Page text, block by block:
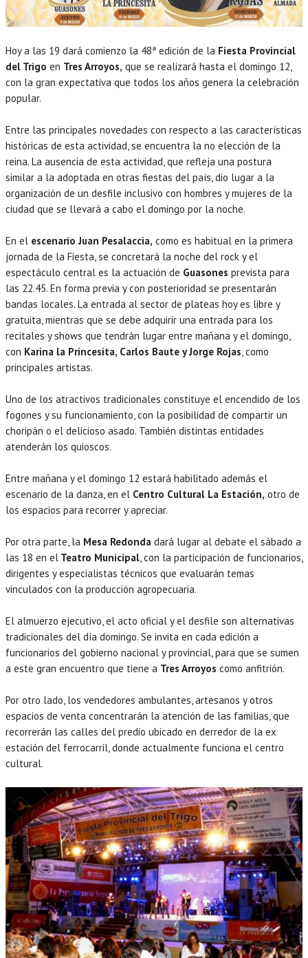
Hoy a las 19 dará comienzo la 48ª edición de la Fiesta Provincial
del Trigo en Tres Arroyos, que se realizará hasta el domingo 12,
con la gran expectativa que todos los años genera la celebración
popular.
Entre las principales novedades con respecto a las características
históricas de esta actividad, se encuentra la no elección de la
reina. La ausencia de esta actividad, que refleja una postura
similar a la adoptada en otras fiestas del país, dio lugar a la
organización de un desfile inclusivo con hombres y mujeres de la
ciudad que se llevará a cabo el domingo por la noche.
En el escenario Juan Pesalaccia, como es habitual en la primera
jornada de la Fiesta, se concretará la noche del rock y el
espectáculo central es la actuación de Guasones prevista para
las 22.45. En forma previa y con posterioridad se presentarán
bandas locales. La entrada al sector de plateas hoy es libre y
gratuita, mientras que se debe adquirir una entrada para los
recitales y shows que tendrán lugar entre mañana y el domingo,
con Karina la Princesita, Carlos Baute y Jorge Rojas, como
principales artistas.
Uno de los atractivos tradicionales constituye el encendido de los
fogones y su funcionamiento, con la posibilidad de compartir un
choripán o el delicioso asado. También distintas entidades
atenderán los quioscos.
Entre mañana y el domingo 12 estará habilitado además el
escenario de la danza, en el Centro Cultural La Estación, otro de
los espacios para recorrer y apreciar.
Por otra parte, la Mesa Redonda dará lugar al debate el sábado a
las 18 en el Teatro Municipal, con la participación de funcionarios,
dirigentes y especialistas técnicos que evaluarán temas
vinculados con la producción agropecuaria.
El almuerzo ejecutivo, el acto oficial y el desfile son alternativas
tradicionales del día domingo. Se invita en cada edición a
funcionarios del gobierno nacional y provincial, para que se sumen
a este gran encuentro que tiene a Tres Arroyos como anfitrión.
Por otro lado, los vendedores ambulantes, artesanos y otros
espacios de venta concentrarán la atención de las familias, que
recorrerán las calles del predio ubicado en derredor de la ex
estación del ferrocarril, donde actualmente funciona el centro
cultural.